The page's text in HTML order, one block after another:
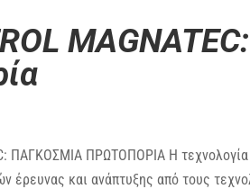
ΠΑΓΚΟΣΜΙΑ ΠΡΩΤΟΠΟΡΙΑ Η τεχνολογία
έρευνας και ανάπτυξης από τους